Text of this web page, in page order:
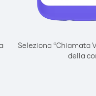
Seleziona “Chiamata
della